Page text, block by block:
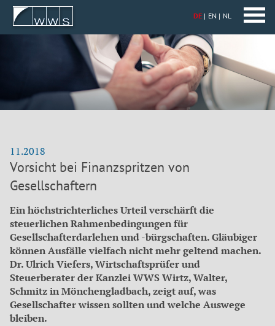
DE EN NL
11.2018
Vorsicht bei Finanzspritzen von
Gesellschaftern
Ein höchstrichterliches Urteil verschärft die
steuerlichen Rahmen­bedingungen für
Gesellschafterdarlehen und -bürgschaften. Gläubiger
können Ausfälle vielfach nicht mehr geltend machen.
Dr. Ulrich Viefers, Wirtschaftsprüfer und
Steuerberater der Kanzlei WWS Wirtz, Walter,
Schmitz in Mönchengladbach, zeigt auf, was
Gesellschafter wissen sollten und welche Auswege
bleiben.